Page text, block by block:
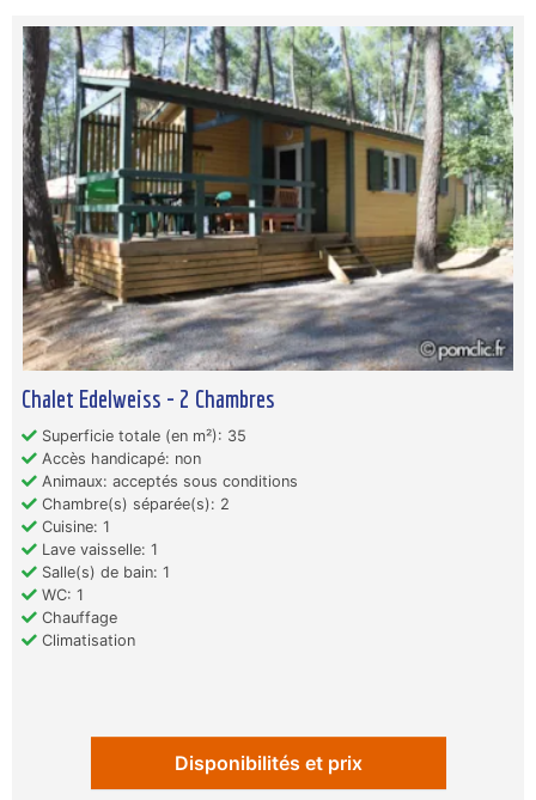
Chalet Edelweiss - 2 Chambres
Superficie totale (en m²): 35
Accès handicapé: non
Animaux: acceptés sous conditions
Chambre(s) séparée(s): 2
Cuisine: 1
Lave vaisselle: 1
Salle(s) de bain: 1
WC: 1
Chauffage
Climatisation
Disponibilités et prix